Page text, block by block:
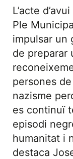
L’acte
Ple
impulsar un
de preparar
persones
nazisme
es continuï
episodi
humanitat i
destaca